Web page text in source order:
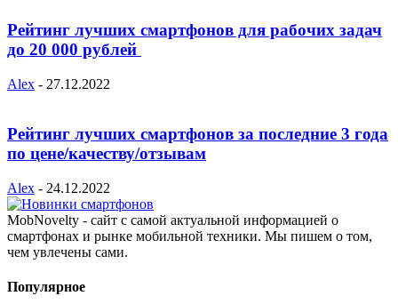
Рейтинг лучших смартфонов для рабочих задач
до 20 000 рублей
Alex - 27.12.2022
Рейтинг лучших смартфонов за последние 3 года
по цене/качеству/отзывам
Alex - 24.12.2022
MobNovelty - сайт с самой актуальной информацией о
смартфонах и рынке мобильной техники. Мы пишем о том,
чем увлечены сами.
Популярное